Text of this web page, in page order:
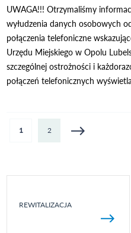
UWAGA!!! Otrzymaliśmy
wyłudzenia danych osobowych
połączenia telefoniczne
Urzędu Miejskiego w Opolu
szczególnej ostrożności i
połączeń telefonicznych
Strony
1 2
REWITALIZACJA